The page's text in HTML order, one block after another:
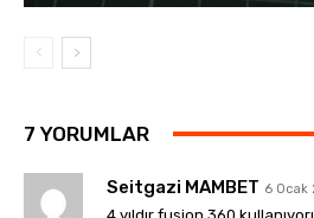
7 YORUMLAR
Seitgazi MAMBET 6 Ocak